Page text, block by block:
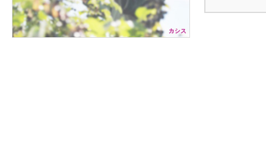
原産地域は北ヨーロッパや西・中央アジア、ヒマラ
ヤであり、生産が盛んな地域は紫外線量の多いニュ
ージーランドや、国内では青森が有名である。